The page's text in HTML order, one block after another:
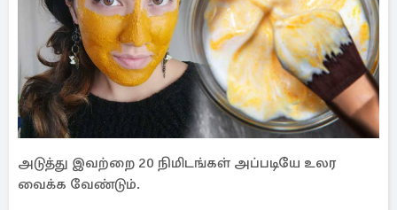
அடுத்து இவற்றை 20 நிமிடங்கள் அப்படியே உலர
வைக்க வேண்டும்.